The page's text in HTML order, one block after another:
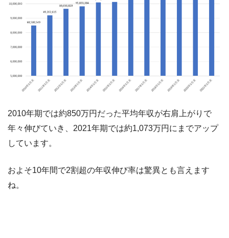
2010年期では約850万円だった平均年収が右肩上がりで
年々伸びていき、2021年期では約1,073万円にまでアップ
しています。
およそ10年間で2割超の年収伸び率は驚異とも言えます
ね。